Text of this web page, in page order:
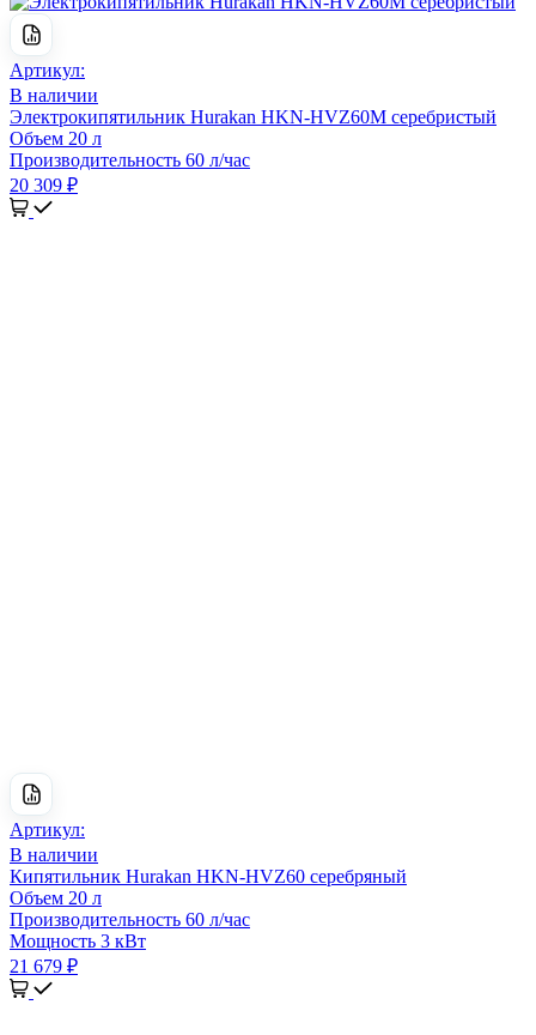
Артикул:
В наличии
Электрокипятильник Hurakan HKN-HVZ60M серебристый
Объем 20 л
Производительность 60 л/час
20 309 ₽
Артикул:
В наличии
Кипятильник Hurakan HKN-HVZ60 серебряный
Объем 20 л
Производительность 60 л/час
Мощность 3 кВт
21 679 ₽